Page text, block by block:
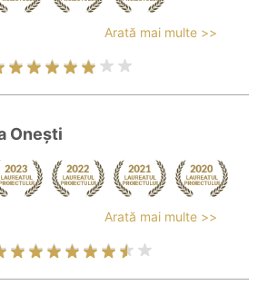
Arată mai multe >>
Onești
Arată mai multe >>